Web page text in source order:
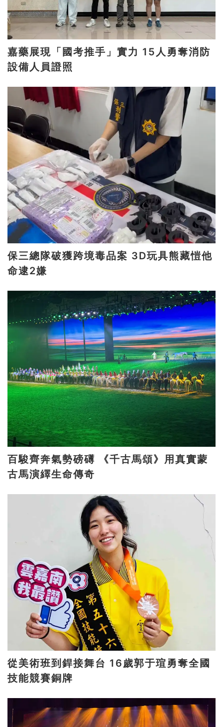
嘉藥展現「國考推手」實力 15人勇奪消防
設備人員證照
保三總隊破獲跨境毒品案 3D玩具熊藏愷他
命逮2嫌
百駿齊奔氣勢磅礡 《千古馬頌》用真實蒙
古馬演繹生命傳奇
從美術班到銲接舞台 16歲郭于瑄勇奪全國
技能競賽銅牌